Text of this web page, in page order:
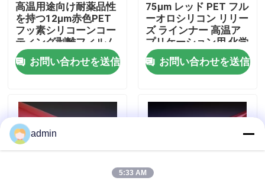
品質管理
お問い合わせ
見積依頼
高密度ポリエチレンフィルム
低密度ポリエチレンフィルム
高温用途向け耐薬品性
を持つ12μm赤色PET
フッ素シリコーンコー
ティング剥離フィルム
お問い合わせを送信
75μm レッド PET フル
ーオロシリコン リリー
ズ ラインナー 高温ア
プリケーション用 化学
耐性
お問い合わせを送信
admin
5:33 AM